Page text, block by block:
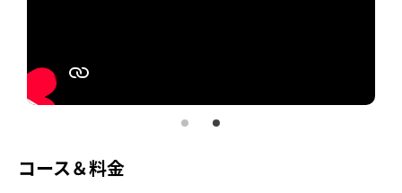
コース＆料金